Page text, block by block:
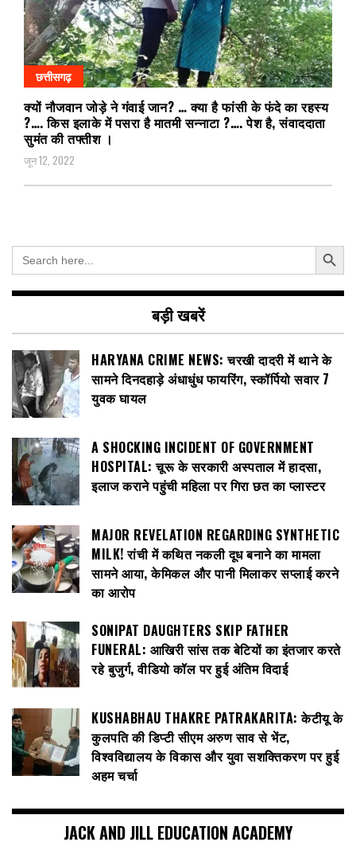
छत्तीसगढ़
क्यों नौजवान जोड़े ने गंवाई जान? … क्या है फांसी के फंदे का रहस्य
?…. किस इलाके में पसरा है मातमी सन्नाटा ?…. पेश है, संवाददाता
सुमंत की तफ्तीश ।
जून 12, 2022
Search
for:
Search Button
बड़ी खबरें
HARYANA CRIME NEWS: चरखी दादरी में थाने के
सामने दिनदहाड़े अंधाधुंध फायरिंग, स्कॉर्पियो सवार 7
युवक घायल
A SHOCKING INCIDENT OF GOVERNMENT
HOSPITAL: चूरू के सरकारी अस्पताल में हादसा,
इलाज कराने पहुंची महिला पर गिरा छत का प्लास्टर
MAJOR REVELATION REGARDING SYNTHETIC
MILK! रांची में कथित नकली दूध बनाने का मामला
सामने आया, केमिकल और पानी मिलाकर सप्लाई करने
का आरोप
SONIPAT DAUGHTERS SKIP FATHER
FUNERAL: आखिरी सांस तक बेटियों का इंतजार करते
रहे बुजुर्ग, वीडियो कॉल पर हुई अंतिम विदाई
KUSHABHAU THAKRE PATRAKARITA: केटीयू के
कुलपति की डिप्टी सीएम अरुण साव से भेंट,
विश्वविद्यालय के विकास और युवा सशक्तिकरण पर हुई
अहम चर्चा
JACK AND JILL EDUCATION ACADEMY